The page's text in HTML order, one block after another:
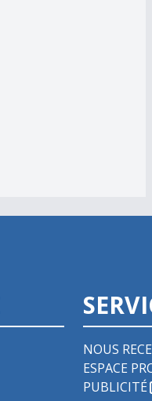
NOUS
ESPACE
PUBLICITÉ